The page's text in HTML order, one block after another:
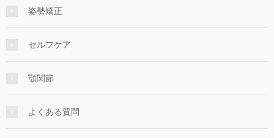
姿勢矯正
セルフケア
顎関節
よくある質問